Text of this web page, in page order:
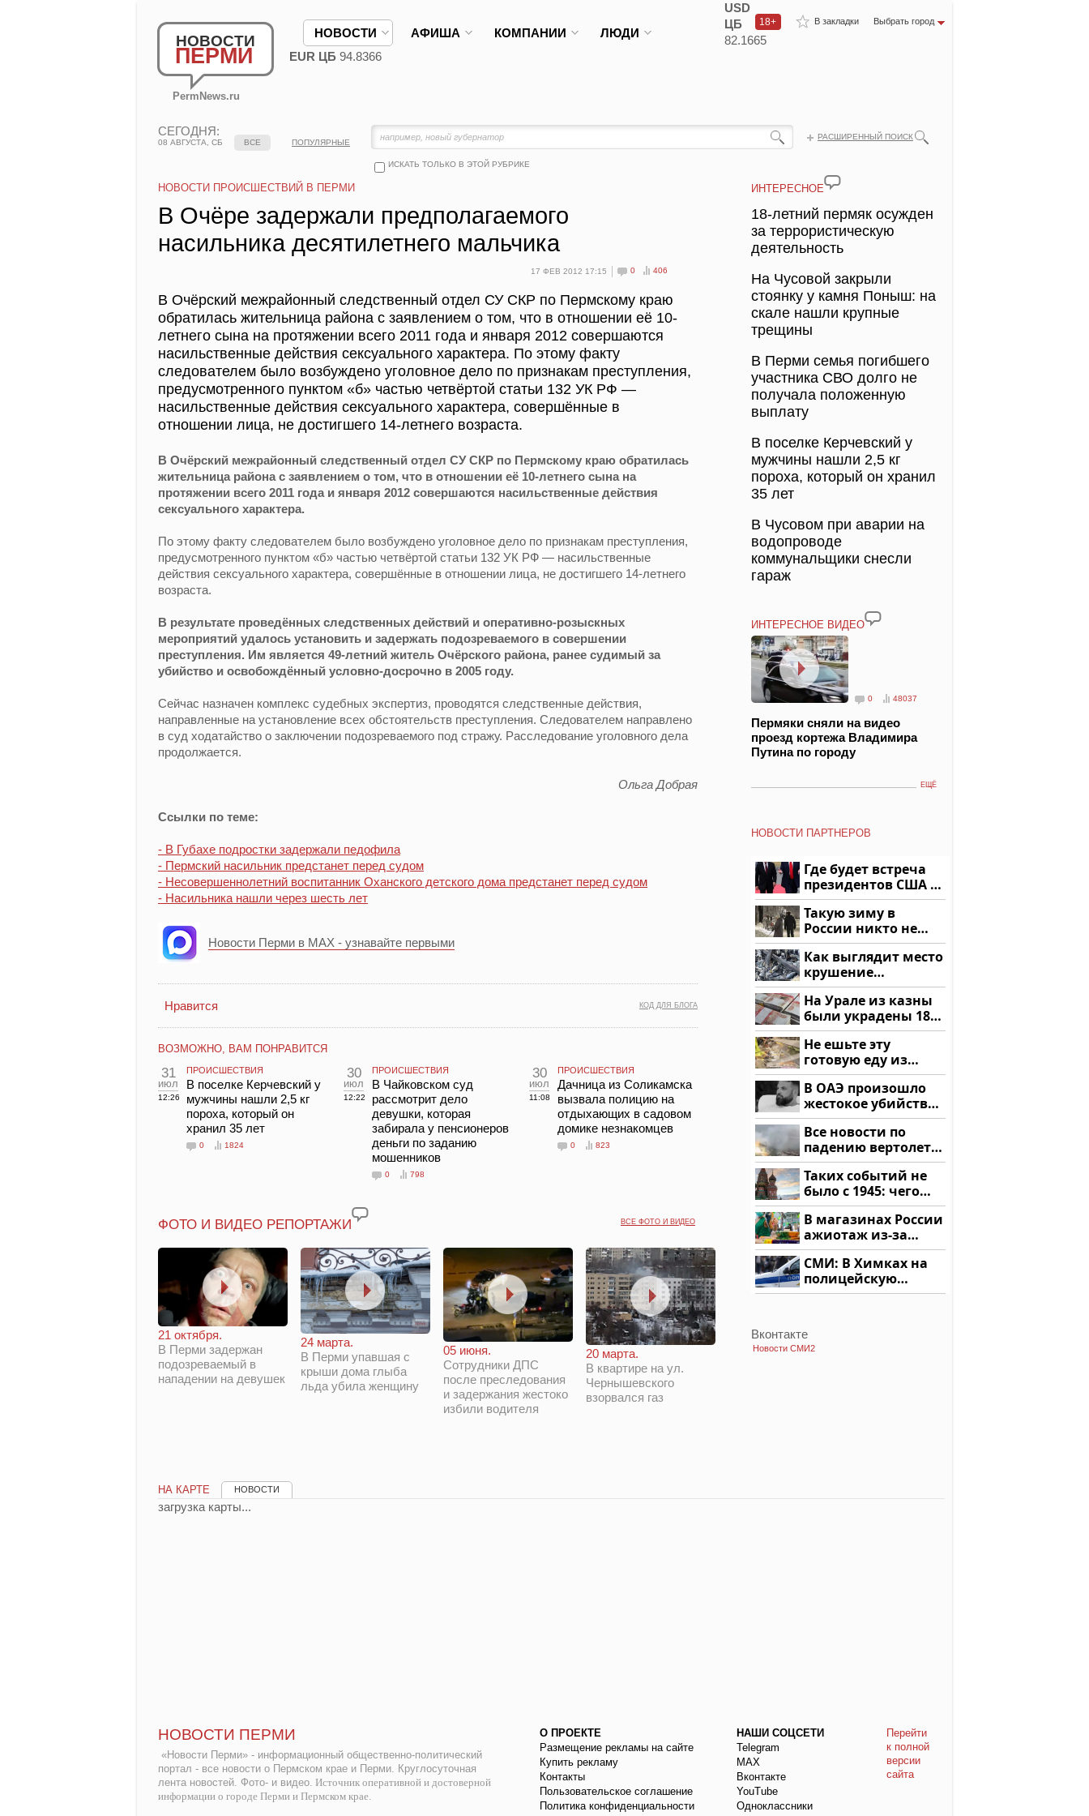
НОВОСТИ
ПЕРМИ
PermNews.ru
В закладки Выбрать город
18+
НОВОСТИ АФИША КОМПАНИИ ЛЮДИ
USD
ЦБ
82.1665
EUR ЦБ 94.8366
СЕГОДНЯ:
08 АВГУСТА, СБ
РАСШИРЕННЫЙ ПОИСК
ИСКАТЬ ТОЛЬКО В ЭТОЙ РУБРИКЕ
ВСЕ ПОПУЛЯРНЫЕ
НОВОСТИ ПРОИСШЕСТВИЙ В ПЕРМИ
В Очёре задержали предполагаемого
насильника десятилетнего мальчика
17 ФЕВ 2012 17:15 0 406
В Очёрский межрайонный следственный отдел СУ СКР по Пермскому краю
обратилась жительница района с заявлением о том, что в отношении её 10-
летнего сына на протяжении всего 2011 года и января 2012 совершаются
насильственные действия сексуального характера. По этому факту
следователем было возбуждено уголовное дело по признакам преступления,
предусмотренного пунктом «б» частью четвёртой статьи 132 УК РФ —
насильственные действия сексуального характера, совершённые в
отношении лица, не достигшего 14-летнего возраста.
В Очёрский межрайонный следственный отдел СУ СКР по Пермскому краю обратилась
жительница района с заявлением о том, что в отношении её 10-летнего сына на
протяжении всего 2011 года и января 2012 совершаются насильственные действия
сексуального характера.
По этому факту следователем было возбуждено уголовное дело по признакам преступления,
предусмотренного пунктом «б» частью четвёртой статьи 132 УК РФ — насильственные
действия сексуального характера, совершённые в отношении лица, не достигшего 14-летнего
возраста.
В результате проведённых следственных действий и оперативно-розыскных
мероприятий удалось установить и задержать подозреваемого в совершении
преступления. Им является 49-летний житель Очёрского района, ранее судимый за
убийство и освобождённый условно-досрочно в 2005 году.
Сейчас назначен комплекс судебных экспертиз, проводятся следственные действия,
направленные на установление всех обстоятельств преступления. Следователем направлено
в суд ходатайство о заключении подозреваемого под стражу. Расследование уголовного дела
продолжается.
Ольга Добрая
Ссылки по теме:
- В Губахе подростки задержали педофила
- Пермский насильник предстанет перед судом
- Несовершеннолетний воспитанник Оханского детского дома предстанет перед судом
- Насильника нашли через шесть лет
Новости Перми в MAX - узнавайте первыми
КОД ДЛЯ БЛОГА
Нравится
ВОЗМОЖНО, ВАМ ПОНРАВИТСЯ
31
июл
12:26
ПРОИСШЕСТВИЯ
В поселке Керчевский у
мужчины нашли 2,5 кг
пороха, который он
хранил 35 лет
0 1824
30
июл
12:22
ПРОИСШЕСТВИЯ
В Чайковском суд
рассмотрит дело
девушки, которая
забирала у пенсионеров
деньги по заданию
мошенников
0 798
30
июл
11:08
ПРОИСШЕСТВИЯ
Дачница из Соликамска
вызвала полицию на
отдыхающих в садовом
домике незнакомцев
0 823
ВСЕ ФОТО И ВИДЕО
ФОТО И ВИДЕО РЕПОРТАЖИ
21 октября.
В Перми задержан
подозреваемый в
нападении на девушек
24 марта.
В Перми упавшая с
крыши дома глыба
льда убила женщину
05 июня.
Сотрудники ДПС
после преследования
и задержания жестоко
избили водителя
20 марта.
В квартире на ул.
Чернышевского
взорвался газ
ИНТЕРЕСНОЕ
18-летний пермяк осужден
за террористическую
деятельность
На Чусовой закрыли
стоянку у камня Поныш: на
скале нашли крупные
трещины
В Перми семья погибшего
участника СВО долго не
получала положенную
выплату
В поселке Керчевский у
мужчины нашли 2,5 кг
пороха, который он хранил
35 лет
В Чусовом при аварии на
водопроводе
коммунальщики снесли
гараж
ИНТЕРЕСНОЕ ВИДЕО
0 48037
Пермяки сняли на видео
проезд кортежа Владимира
Путина по городу
ЕЩЁ
НОВОСТИ ПАРТНЕРОВ
Где будет встреча
президентов США и
России: Европа?
Такую зиму в
России никто не
ждал: как так?!
Как выглядит место
крушение
вертолета на
Кавказе: смотреть
На Урале из казны
были украдены 18
миллионов рублей
Не ешьте эту
готовую еду из
магазина: список
В ОАЭ произошло
жестокое убийство
криптомиллионера
Все новости по
падению вертолета
на Кавказе: читать
здесь
Таких событий не
было с 1945: чего
ждать всем нам?
В магазинах России
ажиотаж из-за
этого продукта: что
купить?
СМИ: В Химках на
полицейскую
машину напали и
Вконтакте
Новости СМИ2
НА КАРТЕ НОВОСТИ
загрузка карты...
НОВОСТИ ПЕРМИ
«Новости Перми» - информационный общественно-политический
портал - все новости о Пермском крае и Перми. Круглосуточная
лента новостей. Фото- и видео. Источник оперативной и достоверной
информации о городе Перми и Пермском крае.
О ПРОЕКТЕ
Размещение рекламы на сайте
Купить рекламу
Контакты
Пользовательское соглашение
Политика конфиденциальности
НАШИ СОЦСЕТИ
Telegram
МАХ
Вконтакте
YouTube
Одноклассники
Перейти
к полной
версии
сайта